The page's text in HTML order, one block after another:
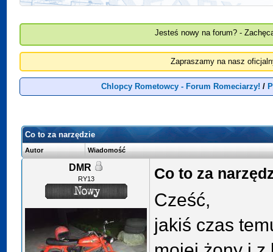
Jesteś nowy na forum? -
Zapraszamy na nasz
Chlopcy Rometowcy - Forum Romeciarzy! /
Co to za narzędzie
Autor Wiadomość
DMR
RY13 Co to za
Cześć,
jakiś czas